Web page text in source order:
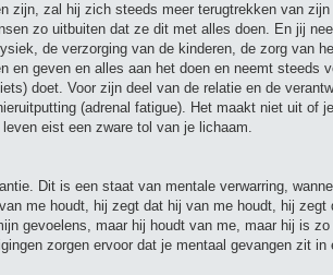
zijn, zal hij zich steeds meer terugtrekken van
zo uitbuiten dat ze dit met alles doen. En jij
de verzorging van de kinderen, de zorg van
en geven en alles aan het doen en neemt
doet. Voor zijn deel van de relatie en de
(adrenal fatigue). Het maakt niet uit
eist een zware tol van je lichaam.
Dit is een staat van mentale verwarring,
me houdt, hij zegt dat hij van me houdt, hij
gevoelens, maar hij houdt van me, maar hij is
zorgen ervoor dat je mentaal gevangen zit in